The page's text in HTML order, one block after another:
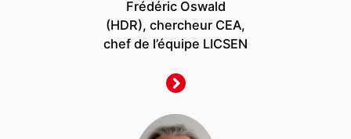
Frédéric Oswald
(HDR), chercheur CEA,
chef de l’équipe LICSEN